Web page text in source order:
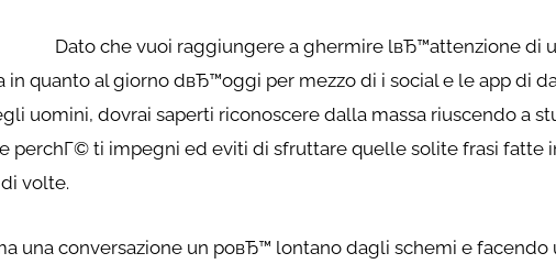
Dato che vuoi raggiungere a ghermire lвЂ™attenzione di
quanto al giorno dвЂ™oggi per mezzo di i social e le app di
uomini, dovrai saperti riconoscere dalla massa riuscendo a
perchГ© ti impegni ed eviti di sfruttare quelle solite frasi fatte
volte.
una conversazione un poвЂ™ lontano dagli schemi e facendo